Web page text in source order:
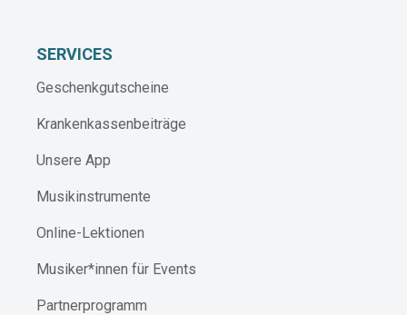
SERVICES
Geschenkgutscheine
Krankenkassenbeiträge
Unsere App
Musikinstrumente
Online-Lektionen
Musiker*innen für Events
Partnerprogramm